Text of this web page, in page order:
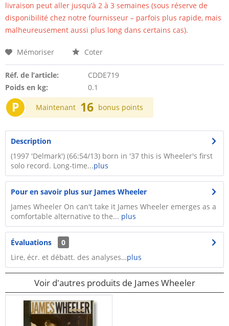
livraison peut aller jusqu’à 2 à 3 semaines (sous réserve de
disponibilité chez notre fournisseur – parfois plus rapide, mais
malheureusement aussi plus long dans certains cas).
Mémoriser Coter
Réf. de l’article:
CDDE719
Poids en kg:
0.1
P Maintenant 16 bonus points
Description
(1997 'Delmark') (66:54/13) born in '37 this is Wheeler's first
solo record. Long-time...plus
Pour en savoir plus sur James Wheeler
James Wheeler On can't take it James Wheeler emerges as a
comfortable alternative to the... plus
Évaluations
0
Lire, écr. et débatt. des analyses…plus
Voir d'autres produits de James Wheeler